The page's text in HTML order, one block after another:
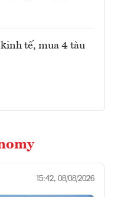
tế, mua 4 tàu
15:42, 08/08/2026